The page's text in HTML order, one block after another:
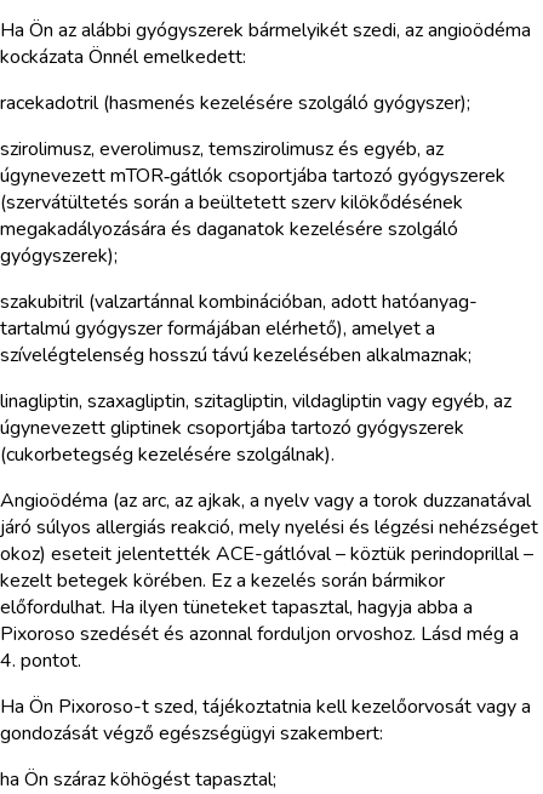
Ha Ön az alábbi gyógyszerek bármelyikét szedi, az angioödéma
kockázata Önnél emelkedett:
racekadotril (hasmenés kezelésére szolgáló gyógyszer);
szirolimusz, everolimusz, temszirolimusz és egyéb, az
úgynevezett mTOR‑gátlók csoportjába tartozó gyógyszerek
(szervátültetés során a beültetett szerv kilökődésének
megakadályozására és daganatok kezelésére szolgáló
gyógyszerek);
szakubitril (valzartánnal kombinációban, adott hatóanyag-
tartalmú gyógyszer formájában elérhető), amelyet a
szívelégtelenség hosszú távú kezelésében alkalmaznak;
linagliptin, szaxagliptin, szitagliptin, vildagliptin vagy egyéb, az
úgynevezett gliptinek csoportjába tartozó gyógyszerek
(cukorbetegség kezelésére szolgálnak).
Angioödéma (az arc, az ajkak, a nyelv vagy a torok duzzanatával
járó súlyos allergiás reakció, mely nyelési és légzési nehézséget
okoz) eseteit jelentették ACE-gátlóval – köztük perindoprillal –
kezelt betegek körében. Ez a kezelés során bármikor
előfordulhat. Ha ilyen tüneteket tapasztal, hagyja abba a
Pixoroso szedését és azonnal forduljon orvoshoz. Lásd még a
4. pontot.
Ha Ön Pixoroso-t szed, tájékoztatnia kell kezelőorvosát vagy a
gondozását végző egészségügyi szakembert:
ha Ön száraz köhögést tapasztal;